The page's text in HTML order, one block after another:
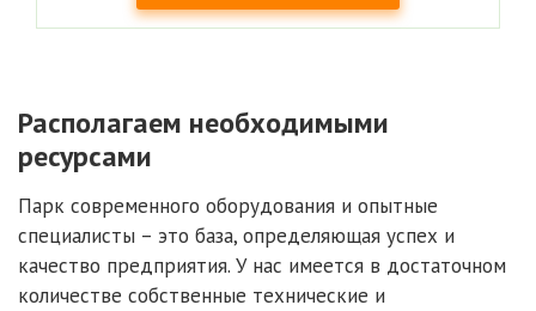
Располагаем необходимыми
ресурсами
Парк современного оборудования и опытные
специалисты – это база, определяющая успех и
качество предприятия. У нас имеется в достаточном
количестве собственные технические и